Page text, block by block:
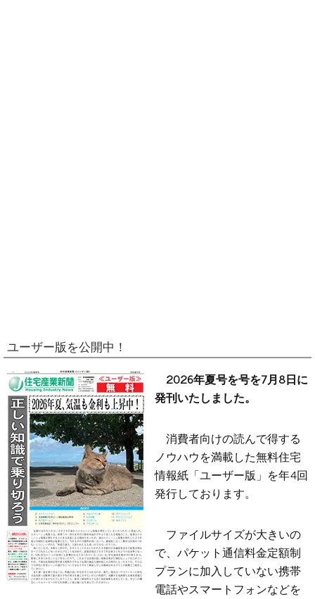
ユーザー版を公開中！
2026年夏号を号を7月8日に
発刊いたしました。
消費者向けの読んで得する
ノウハウを満載した無料住宅
情報紙「ユーザー版」を年4回
発行しております。
ファイルサイズが大きいの
で、パケット通信料金定額制
プランに加入していない携帯
電話やスマートフォンなどを